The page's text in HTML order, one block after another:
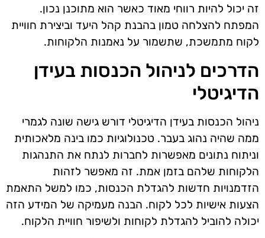
זה יכול להיות רווחי מאוד כאשר הוא מתוכנן נכון.
המפתח להצלחה טמון בהבנת קהל היעד וביצירת חוויית
לקוח מתמשכת, שתשמור על נאמנות הלקוחות.
הדרכים לניהול הכנסות בעידן
הדיגיטלי
ניהול הכנסות בעידן הדיגיטלי דורש גישה שונה לגמרי
ממה שהיה נהוג בעבר. טכנולוגיות כמו בינה מלאכותית
וניתוח נתונים מאפשרות לחברות לנתח את התנהגות
הלקוחות שלהם בזמן אמת. זה מאפשר לזהות
הזדמנויות חדשות להגדלת הכנסות, כמו למשל התאמת
הצעות אישיות לכל לקוח. הבנה מעמיקה של המידע הזה
יכולה להוביל להגדלת לקוחות ולשיפור חוויית הלקוח.